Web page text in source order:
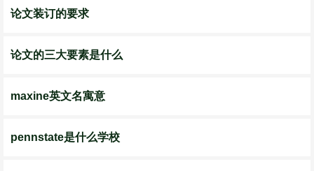
论文装订的要求
论文的三大要素是什么
maxine英文名寓意
pennstate是什么学校